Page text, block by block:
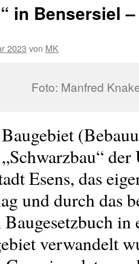
in Bensersiel
2023 von MK
Foto: Manfred
der
Esens, das
und durch das
in
verwandelt